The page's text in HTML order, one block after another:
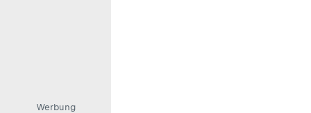
Werbung